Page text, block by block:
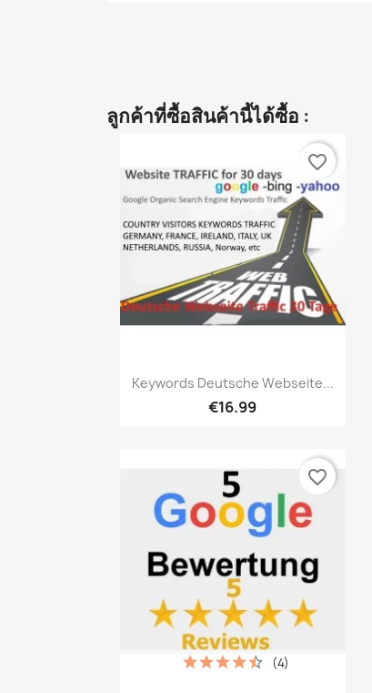
ลูกค้าที่ซื้อสินค้านี้ได้ซื้อ :
 เปิดหน้าต่างย่อ
Keywords Deutsche Webseite...
€16.99
favorite_border
(4)
favorite_border